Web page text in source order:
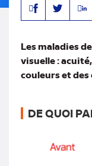
FacebookTwitter
Les maladies
visuelle :
couleurs et
DE QUOI